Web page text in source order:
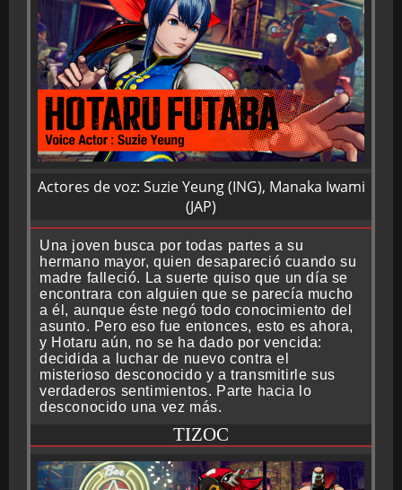
Actores de voz: Suzie Yeung (ING), Manaka Iwami
(JAP)
Una joven busca por todas partes a su
hermano mayor, quien desapareció cuando su
madre falleció. La suerte quiso que un día se
encontrara con alguien que se parecía mucho
a él, aunque éste negó todo conocimiento del
asunto. Pero eso fue entonces, esto es ahora,
y Hotaru aún, no se ha dado por vencida:
decidida a luchar de nuevo contra el
misterioso desconocido y a transmitirle sus
verdaderos sentimientos. Parte hacia lo
desconocido una vez más.
TIZOC